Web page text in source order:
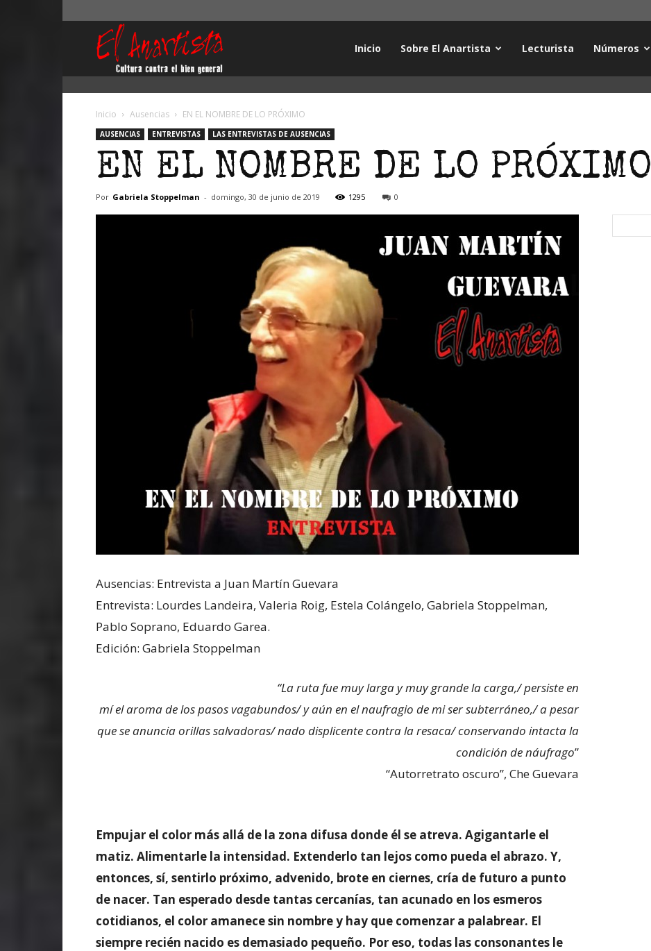
Inicio Sobre El Anartista Lecturista Números
Inicio Ausencias EN EL NOMBRE DE LO PRÓXIMO
AUSENCIAS ENTREVISTAS LAS ENTREVISTAS DE AUSENCIAS
EN EL NOMBRE DE LO PRÓXIMO
Por Gabriela Stoppelman - domingo, 30 de junio de 2019 1295 0
Ausencias: Entrevista a Juan Martín Guevara
Entrevista: Lourdes Landeira, Valeria Roig, Estela Colángelo, Gabriela Stoppelman,
Pablo Soprano, Eduardo Garea.
Edición: Gabriela Stoppelman
“La ruta fue muy larga y muy grande la carga,/ persiste en
mí el aroma de los pasos vagabundos/ y aún en el naufragio de mi ser subterráneo,/ a pesar
que se anuncia orillas salvadoras/ nado displicente contra la resaca/ conservando intacta la
condición de náufrago”
“Autorretrato oscuro”, Che Guevara
Empujar el color más allá de la zona difusa donde él se atreva. Agigantarle el
matiz. Alimentarle la intensidad. Extenderlo tan lejos como pueda el abrazo. Y,
entonces, sí, sentirlo próximo, advenido, brote en ciernes, cría de futuro a punto
de nacer. Tan esperado desde tantas cercanías, tan acunado en los esmeros
cotidianos, el color amanece sin nombre y hay que comenzar a palabrear. El
siempre recién nacido es demasiado pequeño. Por eso, todas las consonantes le